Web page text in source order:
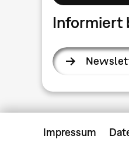
Informiert
Impressum